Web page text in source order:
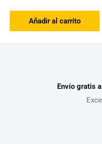
venta
Añadir al carrito
Envío gratis